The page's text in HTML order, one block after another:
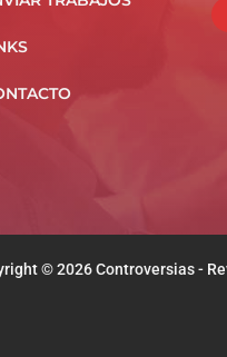
© 2026 Controversias -